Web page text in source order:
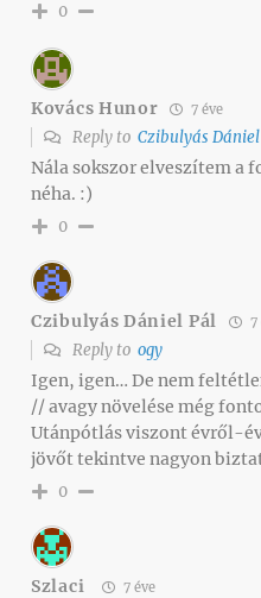
0
Kovács Hunor 7 éve
Reply to Czibulyás
Nála sokszor elveszítem a
néha. :)
0
Czibulyás Dániel Pál 7
Reply to ogy
Igen, igen… De nem
// avagy növelése még
Utánpótlás viszont évről-
jövőt tekintve nagyon
0
Szlaci 7 éve